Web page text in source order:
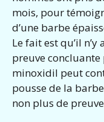
mois, pour
d’une barbe
Le fait est qu’il
preuve
minoxidil peut
pousse de la
non plus de